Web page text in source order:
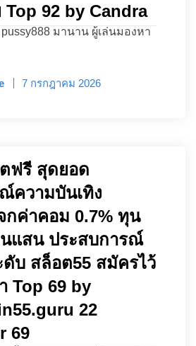
Top 92 by Candra
มานาน ผู้เล่นมองหา
7 กรกฎาคม 2026
ฟรี สุดยอด
ความบันเทิง
กค่าคอม 0.7% ทุน
นแสน ประสบการณ์
ดับ สล็อต55 สมัครไว้
Top 69 by
22
69